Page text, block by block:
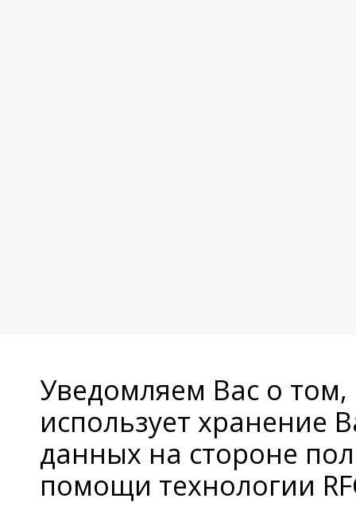
Уведомляем Вас о
использует хранение
данных на стороне
помощи технологии